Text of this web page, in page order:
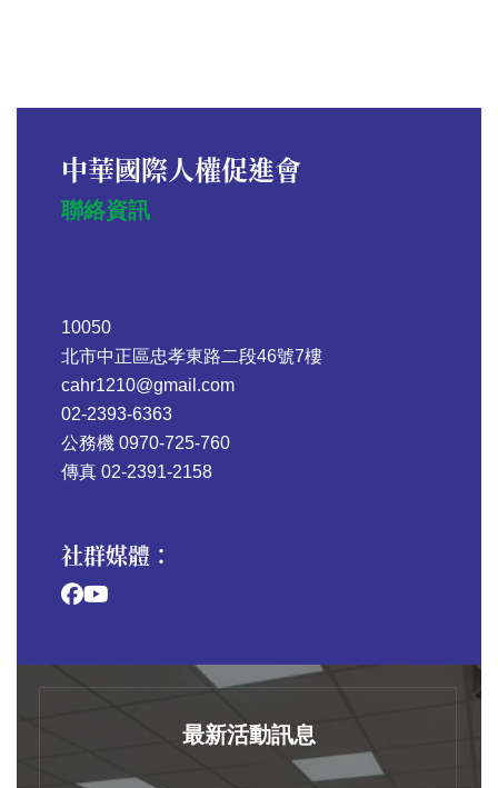
中華國際人權促進會
聯絡資訊
10050
北市中正區忠孝東路二段46號7樓
cahr1210@gmail.com
02-2393-6363
公務機 0970-725-760
傳真 02-2391-2158
社群媒體：
最新活動訊息